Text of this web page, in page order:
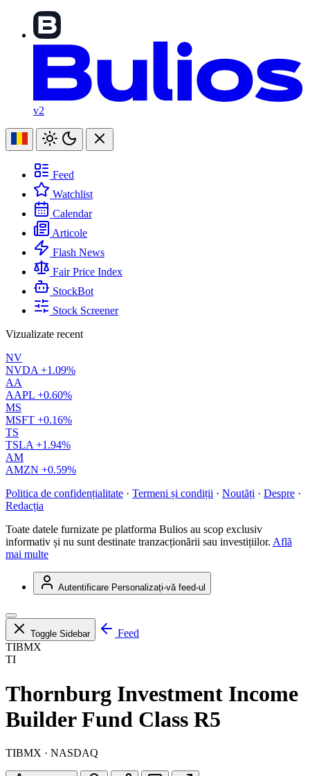
v2
Feed
Watchlist
Calendar
Articole
Flash News
Fair Price Index
StockBot
Stock Screener
Vizualizate recent
NV
NVDA +1.09%
AA
AAPL +0.60%
MS
MSFT +0.16%
TS
TSLA +1.94%
AM
AMZN +0.59%
Politica de confidențialitate · Termeni și condiții · Noutăți · Despre ·
Redacția
Toate datele furnizate pe platforma Bulios au scop exclusiv
informativ și nu sunt destinate tranzacționării sau investițiilor. Află
mai multe
Autentificare Personalizați-vă feed-ul
Toggle Sidebar
Feed
TIBMX
TI
Thornburg Investment Income
Builder Fund Class R5
TIBMX · NASDAQ